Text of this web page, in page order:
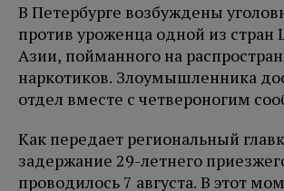
В Петербурге возбуждены
против уроженца одной из стран
Азии, пойманного на
наркотиков. Злоумышленника
отдел вместе с четвероногим
Как передает региональный
задержание 29-летнего
проводилось 7 августа. В этот